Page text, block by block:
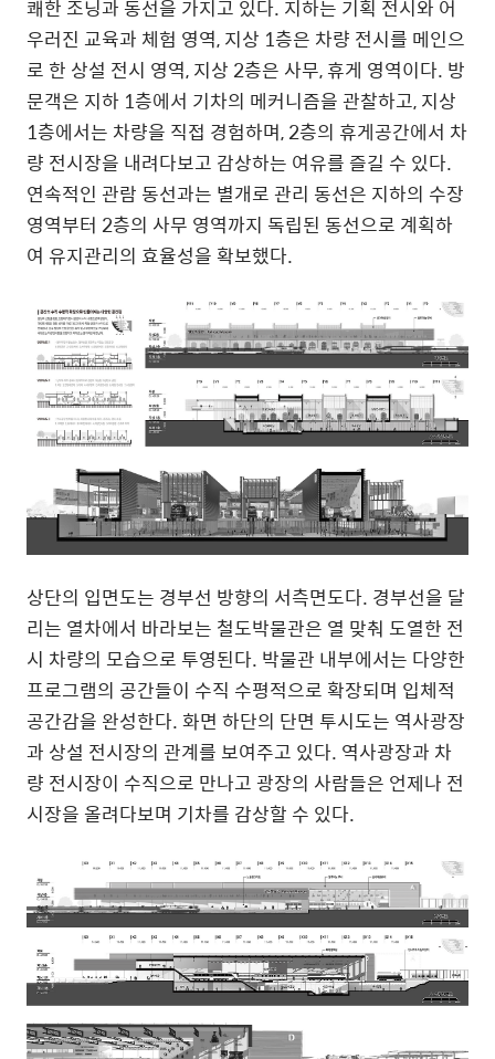
쾌한 조닝과 동선을 가지고 있다. 지하는 기획 전시와 어
우러진 교육과 체험 영역, 지상 1층은 차량 전시를 메인으
로 한 상설 전시 영역, 지상 2층은 사무,휴게 영역이다. 방
문객은 지하 1층에서 기차의 메커니즘을 관찰하고,지상
1층에서는 차량을 직접 경험하며, 2층의 휴게공간에서 차
량 전시장을 내려다보고 감상하는 여유를 즐길 수 있다.
연속적인 관람 동선과는 별개로 관리 동선은 지하의 수장
영역부터 2층의 사무 영역까지 독립된 동선으로 계획하
여 유지관리의 효율성을 확보했다.
상단의 입면도는 경부선 방향의 서측면도다. 경부선을 달
리는 열차에서 바라보는 철도박물관은 열 맞춰 도열한 전
시 차량의 모습으로 투영된다. 박물관 내부에서는 다양한
프로그램의 공간들이 수직 수평적으로 확장되며 입체적
공간감을 완성한다.화면 하단의 단면 투시도는 역사광장
과 상설 전시장의 관계를 보여주고 있다. 역사광장과 차
량 전시장이 수직으로 만나고 광장의 사람들은 언제나 전
시장을 올려다보며 기차를 감상할 수 있다.